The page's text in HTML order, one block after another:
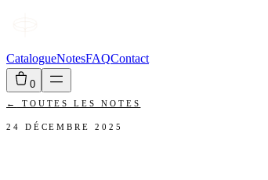
CatalogueNotesFAQContact
0
← TOUTES LES NOTES
24 DÉCEMBRE 2025